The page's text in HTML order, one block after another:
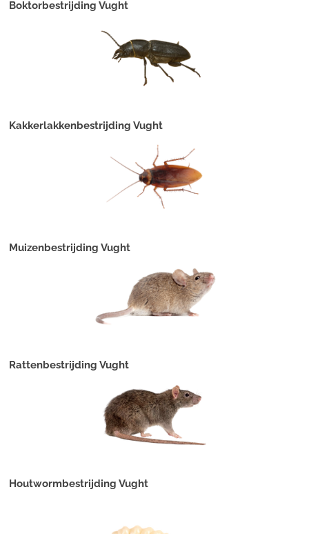
Boktorbestrijding Vught
Kakkerlakkenbestrijding Vught
Muizenbestrijding Vught
Rattenbestrijding Vught
Houtwormbestrijding Vught